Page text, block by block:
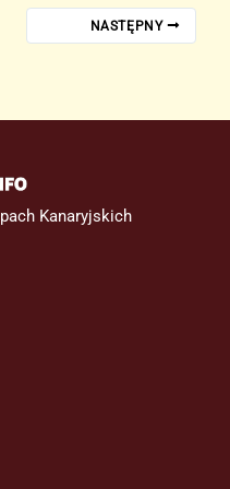
NASTĘPNY
Kanaryjskich